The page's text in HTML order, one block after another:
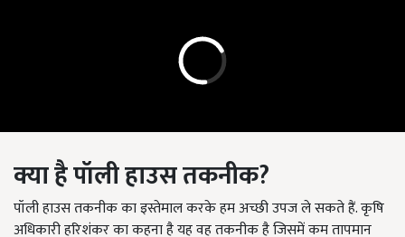
क्या है पॉली हाउस तकनीक?
पॉली हाउस तकनीक का इस्तेमाल करके हम अच्छी उपज ले सकते हैं. कृषि
अधिकारी हरिशंकर का कहना है यह वह तकनीक है जिसमें कम तापमान